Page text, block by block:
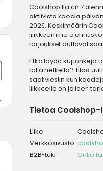
Coolshop:lla on 7
aktiivista koodia
2026. Keskimäärin
liiikkeemme
tarjoukset auttavat
Etkö löydä kuponkeja
tällä hetkellä? Tilaa
saat viestin kun
liikkeelle on jälleen
Tietoa Coolshop-
Liike
Verkkosivusto
B2B-tuki
Onko